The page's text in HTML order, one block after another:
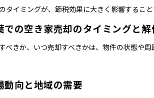
タイミングが、節税効果に大きく影響すること
での空き家売却のタイミングと解
べきか、いつ売却すべきかは、物件の状態や周
動向と地域の需要